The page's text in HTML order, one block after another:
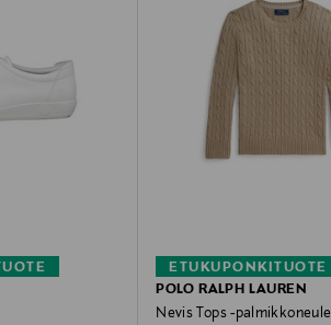
ETUKUPONKITUOTE
POLO RALPH LAUREN
Nevis Tops -palmikkoneule